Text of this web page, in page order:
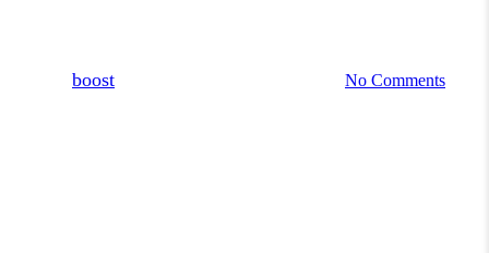
boost No Comments